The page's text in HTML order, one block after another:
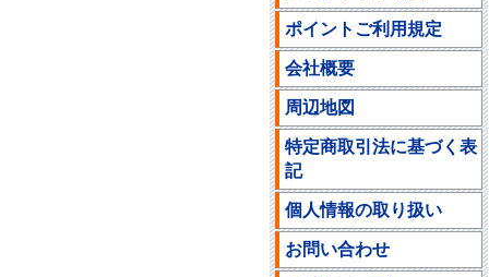
ポイントご利用規定
会社概要
周辺地図
特定商取引法に基づく表
記
個人情報の取り扱い
お問い合わせ